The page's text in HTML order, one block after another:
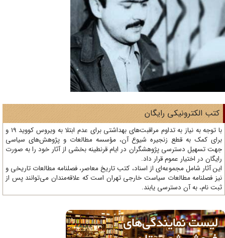
الکترونیکی رایگان
با توجه به نیاز به تداوم مراقبت‌های بهداشتی برای عدم ابتلا به ویروس کووید 19 و
کمک به قطع زنجیره شیوع آن، مؤسسه مطالعات و پژوهش‌های سیاسی
تسهیل دسترسی پژوهشگران در ایام قرنطینه بخشی از آثار خود را به صورت
در اختیار عموم قرار داد.
آثار شامل مجموعه‌ای از اسناد، کتب تاریخ معاصر، فصلنامه‌ مطالعات تاریخی و
فصلنامه مطالعات سیاست خارجی تهران است که علاقه‌مندان می‌توانند پس از
نام، به آن دسترسی یابند.